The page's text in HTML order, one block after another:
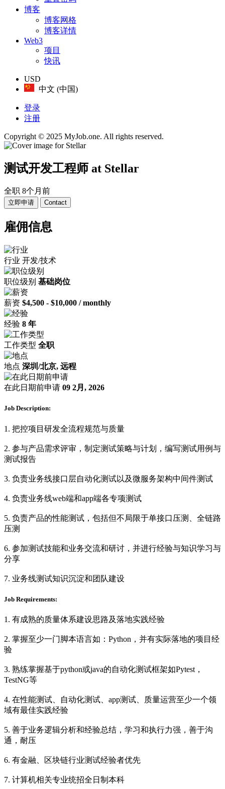
博客
博客网格
博客详情
Web3
项目
快讯
USD
中文 (中国)
登录
注册
Copyright © 2025 MyJob.one. All rights reserved.
测试开发工程师 at Stellar
全职 8个月前
立即申请 Contact
雇佣信息
行业 开发/技术
职位级别 基础岗位
薪资 $4,500 - $10,000 / monthly
经验 8 年
工作类型 全职
地点 深圳/北京, 远程
在此日期前申请 09 2月, 2026
Job Description:
1. 把控项目研发全流程规范与质量
2. 参与产品需求评审，制定测试策略与计划，编写测试用例与
测试报告
3. 负责业务线接口层自动化测试以及微服务架构中间件测试
4. 负责业务线web端和app端各专项测试
5. 负责产品的性能测试，包括但不局限于单接口压测、全链路
压测
6. 参加测试技能和业务交流和研讨，并进行经验与知识学习与
分享
7. 业务线测试知识沉淀和团队建设
Job Requirements:
1. 有成熟的质量体系建设思路及落地实践经验
2. 掌握至少一门脚本语言如：Python，并有实际落地的项目经
验
3. 熟练掌握基于python或java的自动化测试框架如Pytest，
TestNG等
4. 在性能测试、自动化测试、app测试、质量运营至少一个领
域有最佳实践经验
5. 善于业务逻辑分析和经验总结，学习和执行力强，善于沟
通，耐压
6. 有金融、区块链行业测试经验者优先
7. 计算机相关专业统招全日制本科